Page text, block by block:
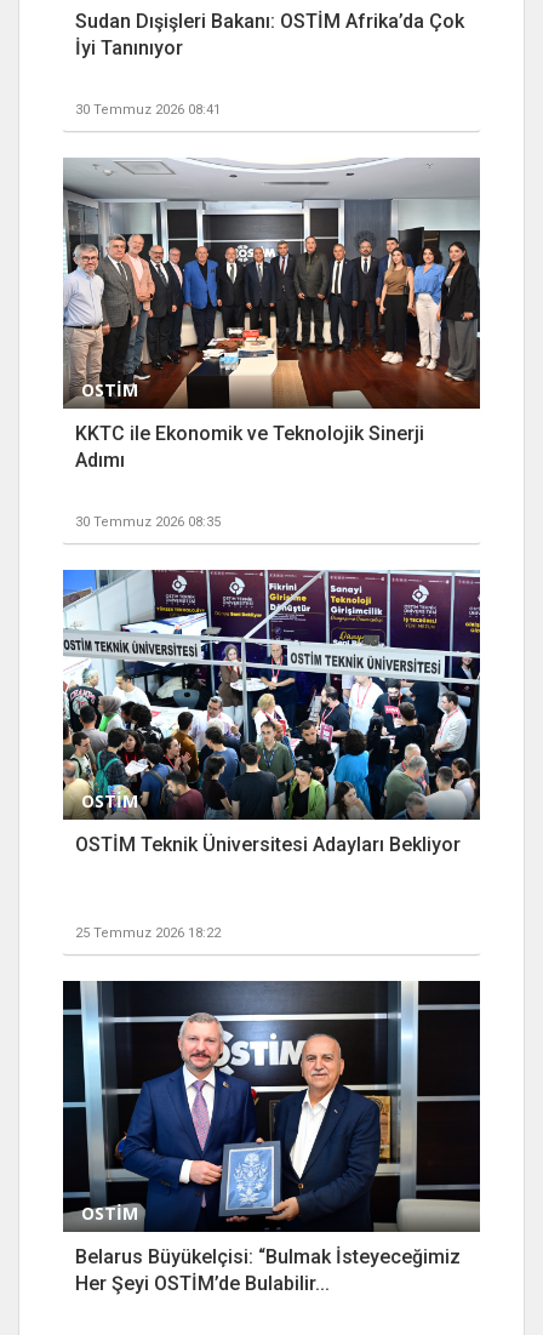
Sudan Dışişleri Bakanı: OSTİM Afrika’da Çok
İyi Tanınıyor
30 Temmuz 2026 08:41
OSTİM
KKTC ile Ekonomik ve Teknolojik Sinerji
Adımı
30 Temmuz 2026 08:35
OSTİM
OSTİM Teknik Üniversitesi Adayları Bekliyor
25 Temmuz 2026 18:22
OSTİM
Belarus Büyükelçisi: “Bulmak İsteyeceğimiz
Her Şeyi OSTİM’de Bulabilir...